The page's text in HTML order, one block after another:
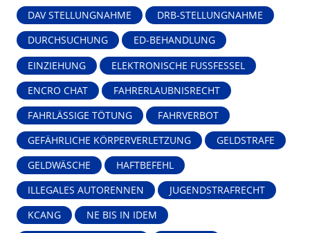
DAV STELLUNGNAHME DRB-STELLUNGNAHME
DURCHSUCHUNG ED-BEHANDLUNG
EINZIEHUNG ELEKTRONISCHE FUSSFESSEL
ENCRO CHAT FAHRERLAUBNISRECHT
FAHRLÄSSIGE TÖTUNG FAHRVERBOT
GEFÄHRLICHE KÖRPERVERLETZUNG GELDSTRAFE
GELDWÄSCHE HAFTBEFEHL
ILLEGALES AUTORENNEN JUGENDSTRAFRECHT
KCANG NE BIS IN IDEM